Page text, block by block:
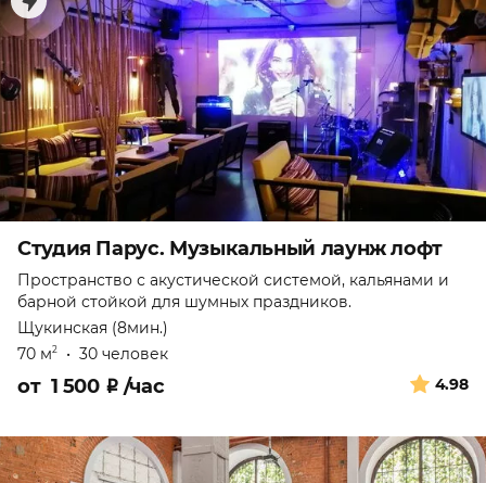
Студия Парус. Музыкальный лаунж лофт
Пространство с акустической системой, кальянами и
барной стойкой для шумных праздников.
Щукинская (8мин.)
70 м2 • 30 человек
4.98
от 1 500 ₽ /час